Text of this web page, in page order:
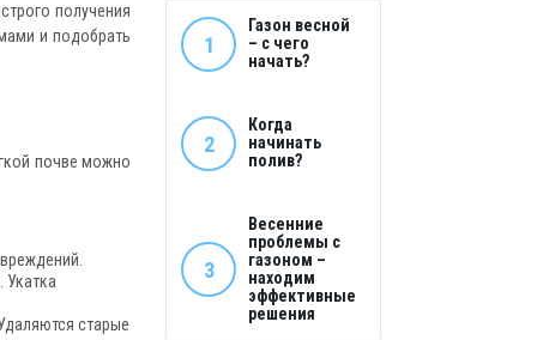
1
Газон весной
– с чего
начать?
2
Когда
начинать
полив?
3
Весенние
проблемы с
газоном –
находим
эффективные
решения
получения
и подобрать
почве можно
Укатка
старые